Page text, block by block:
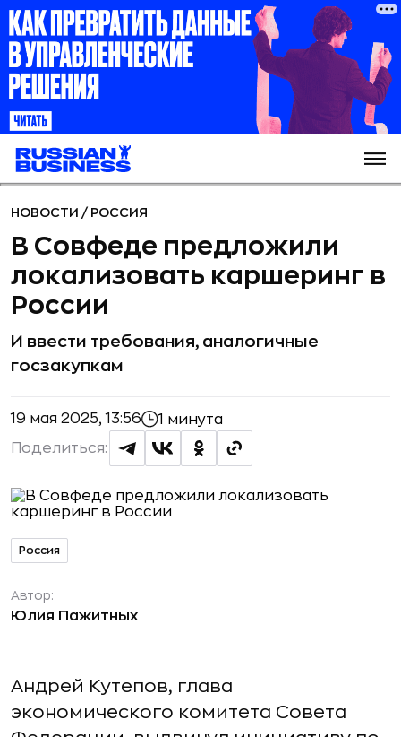
НОВОСТИ / РОССИЯ
В Совфеде предложили
локализовать каршеринг в
России
И ввести требования, аналогичные
госзакупкам
19 мая 2025, 13:56 1 минута
Поделиться:
Россия
Автор:
Юлия Пажитных
Андрей Кутепов, глава
экономического комитета Совета